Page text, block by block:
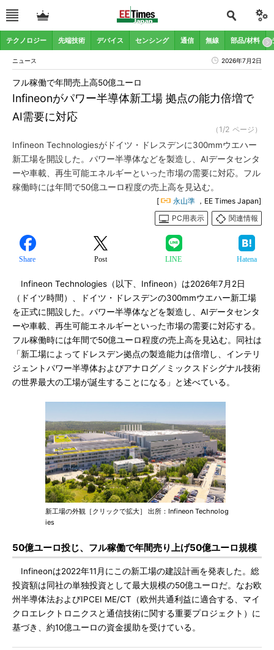
テクノロジー 先端技術 デバイス センシング 通信 無線 部品/材料
ニュース 2026年7月2日
Infineonがパワー半導体新工場 拠点の能力倍増で
AI需要に対応
フル稼働で年間売上高50億ユーロ
（1/2 ページ）
Infineon Technologiesがドイツ・ドレスデンに300mmウエハー
新工場を開設した。パワー半導体などを製造し、AIデータセンタ
ーや車載、再生可能エネルギーといった市場の需要に対応。フル
稼働時には年間で50億ユーロ程度の売上高を見込む。
[ 永山準 ，EE Times Japan]
PC用表示
関連情報
Share Post LINE Hatena
Infineon Technologies（以下、Infineon）は2026年7月2日
（ドイツ時間）、ドイツ・ドレスデンの300mmウエハー新工場
を正式に開設した。パワー半導体などを製造し、AIデータセンタ
ーや車載、再生可能エネルギーといった市場の需要に対応する。
フル稼働時には年間で50億ユーロ程度の売上高を見込む。同社は
「新工場によってドレスデン拠点の製造能力は倍増し、インテリ
ジェントパワー半導体およびアナログ／ミックスドシグナル技術
の世界最大の工場が誕生することになる」と述べている。
新工場の外観［クリックで拡大］ 出所：Infineon Technolog
ies
50億ユーロ投じ、フル稼働で年間売り上げ50億ユーロ規模
Infineonは2022年11月にこの新工場の建設計画を発表した。総
投資額は同社の単独投資として最大規模の50億ユーロだ。なお欧
州半導体法およびIPCEI ME/CT（欧州共通利益に適合する、マイ
クロエレクトロニクスと通信技術に関する重要プロジェクト）に
基づき、約10億ユーロの資金援助を受けている。